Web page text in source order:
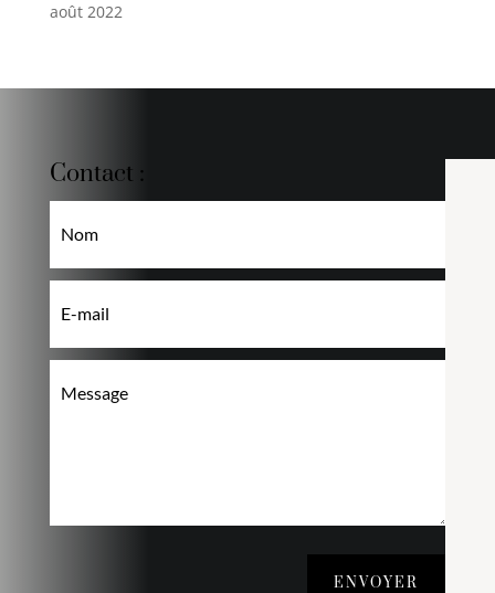
août 2022
Contact :
ENVOYER